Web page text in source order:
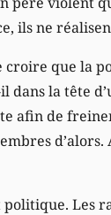
ils ne
que la
dans la tête
afin de
Les